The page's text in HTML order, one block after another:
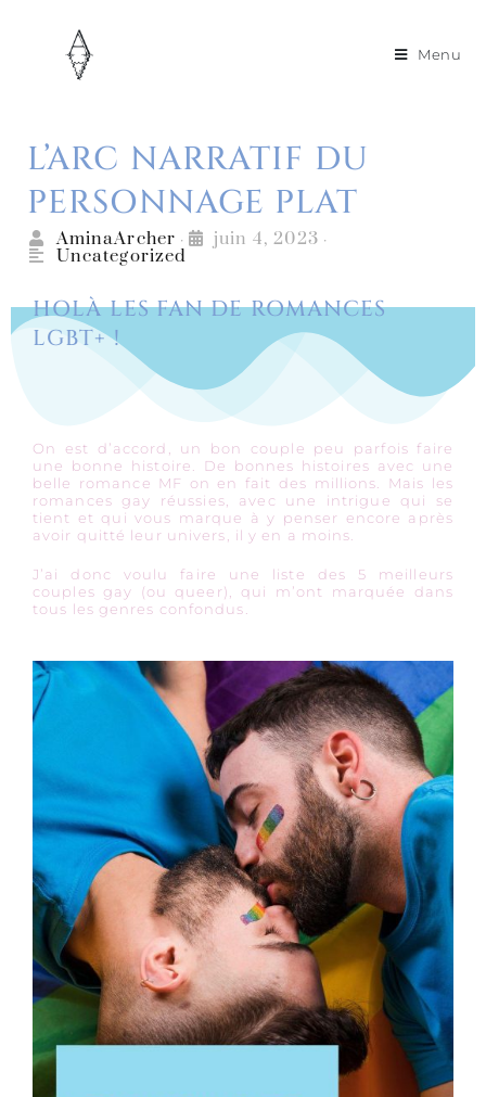
Menu
L’ARC NARRATIF DU
PERSONNAGE PLAT
AminaArcher • juin 4, 2023 •
Uncategorized
HOLÀ LES FAN DE ROMANCES
LGBT+ !
On est d’accord, un bon couple peu parfois faire
une bonne histoire. De bonnes histoires avec une
belle romance MF on en fait des millions. Mais les
romances gay réussies, avec une intrigue qui se
tient et qui vous marque à y penser encore après
avoir quitté leur univers, il y en a moins.
J’ai donc voulu faire une liste des 5 meilleurs
couples gay (ou queer), qui m’ont marquée dans
tous les genres confondus.